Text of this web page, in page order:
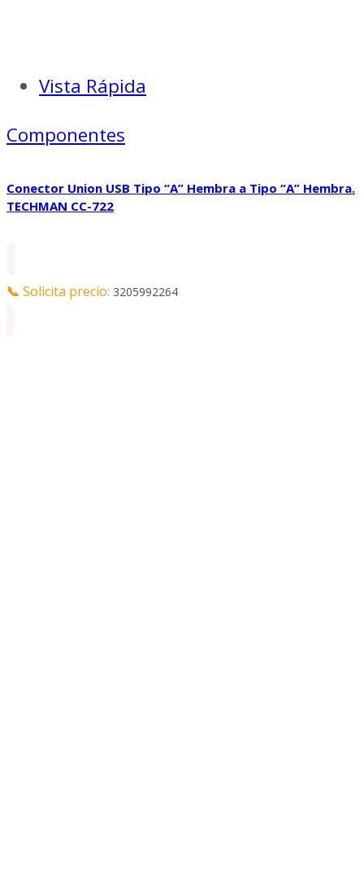
Vista Rápida
Componentes
Conector Union USB Tipo “A” Hembra a Tipo “A” Hembra.
TECHMAN CC-722
📞 Solicita precio: 3205992264